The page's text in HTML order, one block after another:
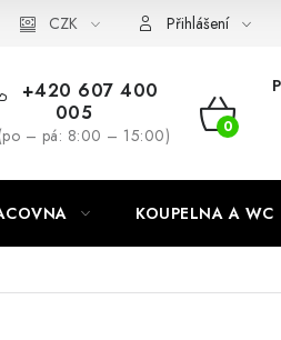
CZK Přihlášení
+420 607 400
005
– pá: 8:00 – 15:00)
KOUPELNA A WC